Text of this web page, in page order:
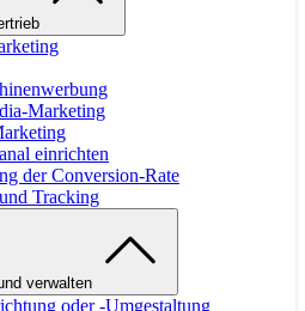
Marketing
einrichten
der Conversion-Rate
Tracking
verwalten
oder -Umgestaltung